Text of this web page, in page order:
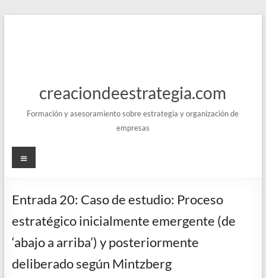
creaciondeestrategia.com
Formación y asesoramiento sobre estrategia y organización de
empresas
Menú
Entrada 20: Caso de estudio: Proceso
estratégico inicialmente emergente (de
‘abajo a arriba’) y posteriormente
deliberado según Mintzberg